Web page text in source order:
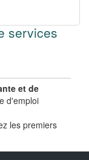
services
et de
d'emploi
les premiers